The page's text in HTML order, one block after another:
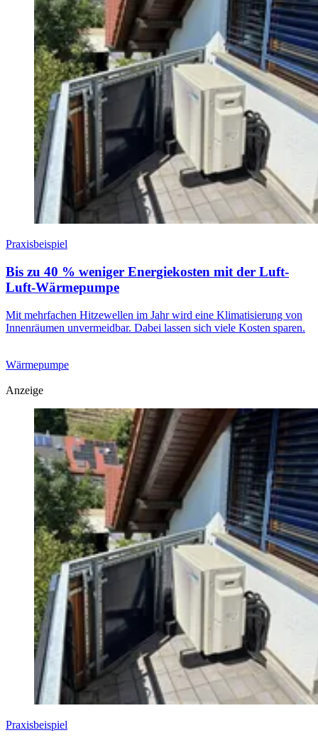
Praxisbeispiel
Bis zu 40 % weniger Energiekosten mit der Luft-
Luft-Wärmepumpe
Mit mehrfachen Hitzewellen im Jahr wird eine Klimatisierung von
Innenräumen unvermeidbar. Dabei lassen sich viele Kosten sparen.
Wärmepumpe
Anzeige
Praxisbeispiel